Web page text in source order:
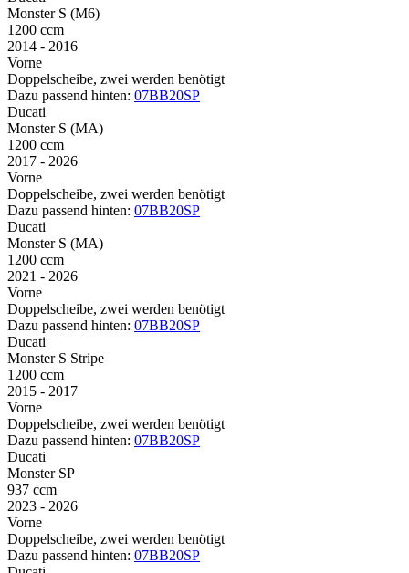
Monster S (M6)
1200 ccm
2014 - 2016
Vorne
Doppelscheibe, zwei werden benötigt
Dazu passend hinten: 07BB20SP
Ducati
Monster S (MA)
1200 ccm
2017 - 2026
Vorne
Doppelscheibe, zwei werden benötigt
Dazu passend hinten: 07BB20SP
Ducati
Monster S (MA)
1200 ccm
2021 - 2026
Vorne
Doppelscheibe, zwei werden benötigt
Dazu passend hinten: 07BB20SP
Ducati
Monster S Stripe
1200 ccm
2015 - 2017
Vorne
Doppelscheibe, zwei werden benötigt
Dazu passend hinten: 07BB20SP
Ducati
Monster SP
937 ccm
2023 - 2026
Vorne
Doppelscheibe, zwei werden benötigt
Dazu passend hinten: 07BB20SP